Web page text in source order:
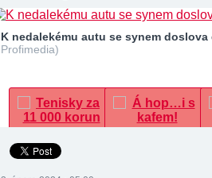
K nedalekému autu se synem
Profimedia)